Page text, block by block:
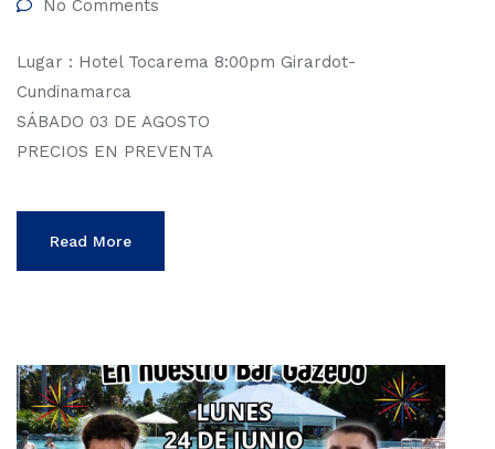
No Comments
Lugar : Hotel Tocarema 8:00pm Girardot-
Cundinamarca
SÁBADO 03 DE AGOSTO
PRECIOS EN PREVENTA
Read More